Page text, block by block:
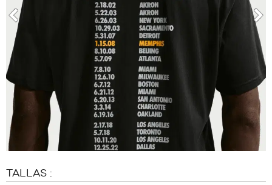
ES
Afiliarse
PREGUNTAS
FRECUENTES
MARCAS
NIÑO
OFERTAS
RELEASES
anterior
TALLAS :